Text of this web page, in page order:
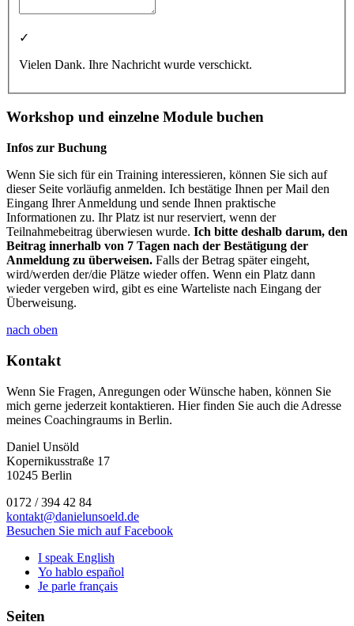
✓
Vielen Dank. Ihre Nachricht wurde verschickt.
Workshop und einzelne Module buchen
Infos zur Buchung
Wenn Sie sich für ein Training interessieren, können Sie sich auf
dieser Seite vorläufig anmelden. Ich bestätige Ihnen per Mail den
Eingang Ihrer Anmeldung und sende Ihnen praktische
Informationen zu. Ihr Platz ist nur reserviert, wenn der
Teilnahmebeitrag überwiesen wurde. Ich bitte deshalb darum, den
Beitrag innerhalb von 7 Tagen nach der Bestätigung der
Anmeldung zu überweisen. Falls der Betrag später eingeht,
wird/werden der/die Plätze wieder offen. Wenn ein Platz dann
wieder vergeben wird, gibt es eine Warteliste nach Eingang der
Überweisung.
nach oben
Kontakt
Wenn Sie Fragen, Anregungen oder Wünsche haben, können Sie
mich gerne jederzeit kontaktieren. Hier finden Sie auch die Adresse
meines Coachingraums in Berlin.
Daniel Unsöld
Kopernikusstraße 17
10245 Berlin
0172 / 394 42 84
kontakt@danielunsoeld.de
Besuchen Sie mich auf Facebook
I speak English
Yo hablo español
Je parle français
Seiten